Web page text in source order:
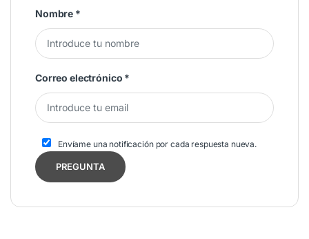
Nombre *
Correo electrónico *
Envíame una notificación por cada respuesta nueva.